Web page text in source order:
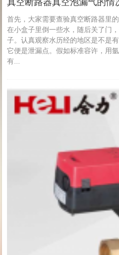
真空断路器真空泡漏气的情
首先，大家需要查验真空断路器里
在小盒子里倒一些水，随后关了门
子。认真观察水历经的地区是不是
它便是泄漏点。假如标准容许，用
有...